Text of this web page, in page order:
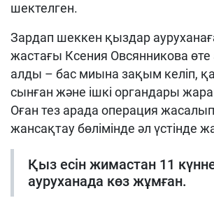
шектелген.
Зардап шеккен қыздар
жастағы Ксения Овсянникова
алды – бас миына зақым келіп,
сынған және ішкі органдары
Оған тез арада операция
жансақтау бөлімінде әл үстінде
Қыз есін жимастан 11
ауруханада көз жұмған.